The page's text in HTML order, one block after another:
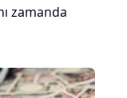
zamanda